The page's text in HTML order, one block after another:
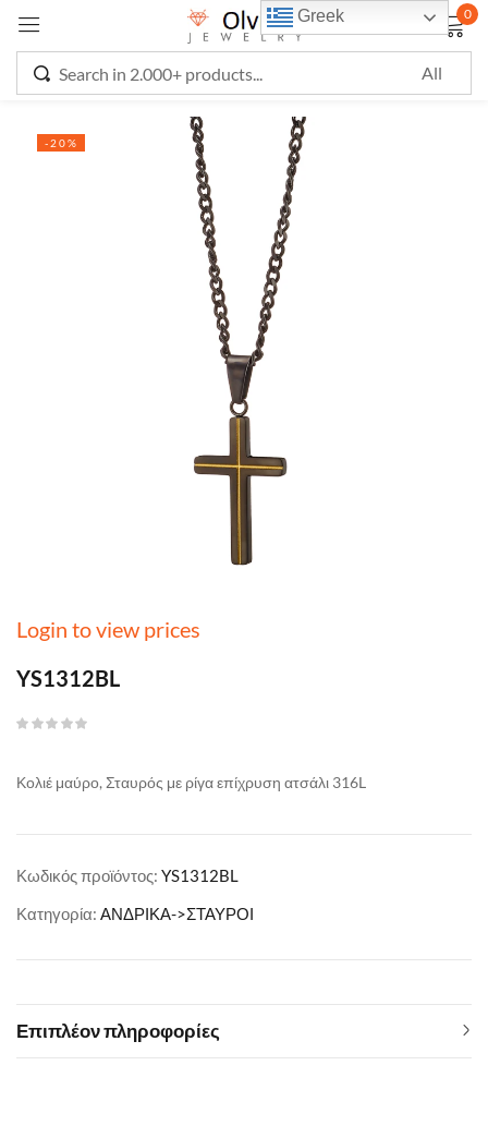
0
-20%
Login to view prices
YS1312BL
Κολιέ μαύρο, Σταυρός με ρίγα επίχρυση ατσάλι 316L
Κωδικός προϊόντος: YS1312BL
Κατηγορία: ΑΝΔΡΙΚΑ->ΣΤΑΥΡΟΙ
Επιπλέον πληροφορίες
Greek
Sign in
LOG IN
CREATE AN ACCOUNT